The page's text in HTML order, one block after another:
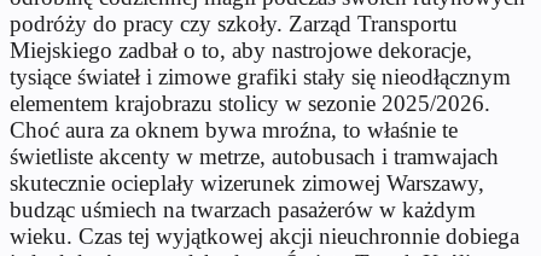
podróży do pracy czy szkoły. Zarząd Transportu
Miejskiego zadbał o to, aby nastrojowe dekoracje,
tysiące świateł i zimowe grafiki stały się nieodłącznym
elementem krajobrazu stolicy w sezonie 2025/2026.
Choć aura za oknem bywa mroźna, to właśnie te
świetliste akcenty w metrze, autobusach i tramwajach
skutecznie ocieplały wizerunek zimowej Warszawy,
budząc uśmiech na twarzach pasażerów w każdym
wieku. Czas tej wyjątkowej akcji nieuchronnie dobiega